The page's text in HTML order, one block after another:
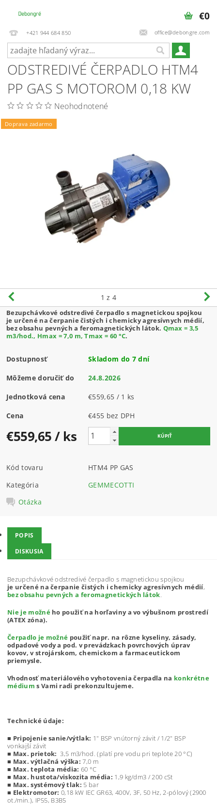
+421 944 684 850 office@debongre.com
€0
ODSTREDIVÉ ČERPADLO HTM4
PP GAS S MOTOROM 0,18 KW
Neohodnotené
Doprava zadarmo
1 z 4
Bezupchávkové odstredivé čerpadlo s magnetickou spojkou
je určené na čerpanie čistých i chemicky agresívnych médií,
bez obsahu pevných a feromagnetických látok. Qmax = 3,5
m3/hod., Hmax = 7,0 m, Tmax = 60 °C.
Dostupnosť Skladom do 7 dní
Môžeme doručiť do 24.8.2026
Jednotková cena €559,65 / 1 ks
Cena €455 bez DPH
€559,65/ ks
Kód tovaru
HTM4 PP GAS
Kategória
GEMMECOTTI
Otázka
POPIS
DISKUSIA
Bezupchávkové odstredivé čerpadlo s magnetickou spojkou
je určené na čerpanie čistých i chemicky agresívnych médií,
bez obsahu pevných a feromagnetických látok.
Nie je možného použiť na horľaviny a vo výbušnom prostredí
(ATEX zóna).
Čerpadlo je možné použiť napr. na rôzne kyseliny, zásady,
odpadové vody a pod. v prevádzkach povrchových úprav
kovov, v strojárskom, chemickom a farmaceutickom
priemysle.
Vhodnosť materiálového vyhotovenia čerpadla na konkrétne
médium s Vami radi prekonzultujeme.
Technické údaje:
■ Pripojenie sanie/výtlak: 1" BSP vnútorný závit / 1/2" BSP
vonkajší závit
■ Max. prietok:3,5 m3/hod. (platí pre vodu pri teplote 20 °C)
■ Max. výtlačná výška:7,0 m
■ Max. teplota média: 60 °C
■ Max. hustota/viskozita média: 1,9 kg/dm3 / 200 cSt
■ Max. systémový tlak: 5 bar
■ Elektromotor:0,18 kW IEC GR63, 400V, 3F, 50 Hz, 2-pólový (2900
ot./min.), IP55, B3B5